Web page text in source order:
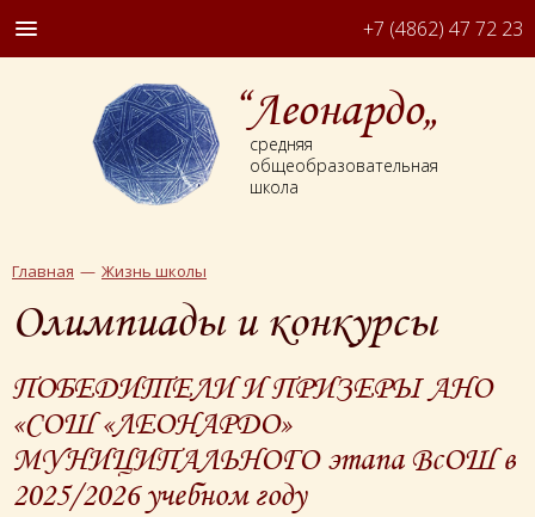
“Леонардо„
средняя
общеобразовательная
школа
+7 (4862) 47 72 23
Главная Жизнь школы
Олимпиады и конкурсы
ПОБЕДИТЕЛИ И ПРИЗЕРЫ АНО
«СОШ «ЛЕОНАРДО»
МУНИЦИПАЛЬНОГО этапа ВсОШ в
2025/2026 учебном году